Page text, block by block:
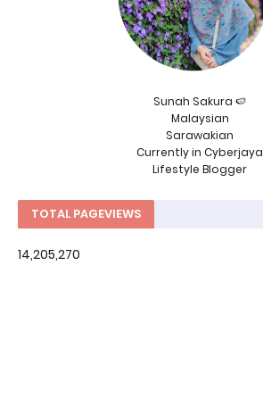
Sunah Sakura 🍉
Malaysian
Sarawakian
Currently in Cyberjaya
Lifestyle Blogger
TOTAL PAGEVIEWS
14,205,270